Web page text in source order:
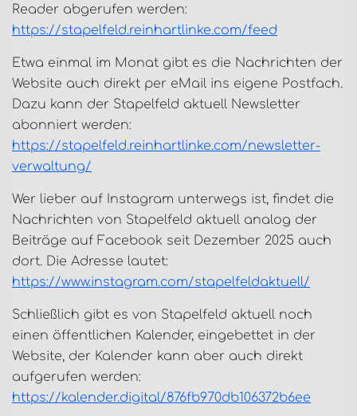
Reader abgerufen werden:
https://stapelfeld.reinhartlinke.com/feed
Etwa einmal im Monat gibt es die Nachrichten der
Website auch direkt per eMail ins eigene Postfach.
Dazu kann der Stapelfeld aktuell Newsletter
abonniert werden:
https://stapelfeld.reinhartlinke.com/newsletter-
verwaltung/
Wer lieber auf Instagram unterwegs ist, findet die
Nachrichten von Stapelfeld aktuell analog der
Beiträge auf Facebook seit Dezember 2025 auch
dort. Die Adresse lautet:
https://www.instagram.com/stapelfeldaktuell/
Schließlich gibt es von Stapelfeld aktuell noch
einen öffentlichen Kalender, eingebettet in der
Website, der Kalender kann aber auch direkt
aufgerufen werden:
https://kalender.digital/876fb970db106372b6ee